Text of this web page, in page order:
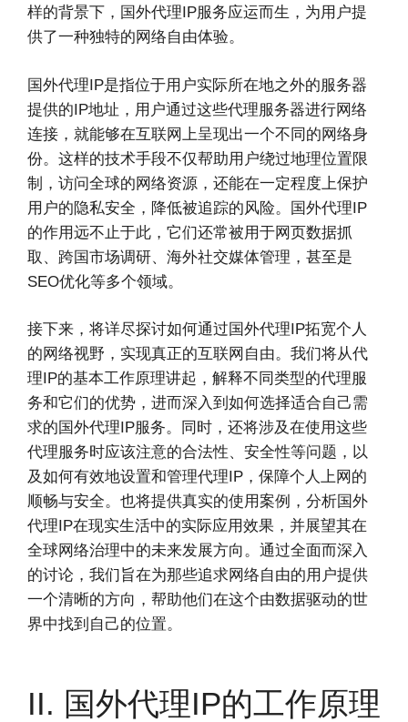
样的背景下，国外代理IP服务应运而生，为用户提
供了一种独特的网络自由体验。
国外代理IP是指位于用户实际所在地之外的服务器
提供的IP地址，用户通过这些代理服务器进行网络
连接，就能够在互联网上呈现出一个不同的网络身
份。这样的技术手段不仅帮助用户绕过地理位置限
制，访问全球的网络资源，还能在一定程度上保护
用户的隐私安全，降低被追踪的风险。国外代理IP
的作用远不止于此，它们还常被用于网页数据抓
取、跨国市场调研、海外社交媒体管理，甚至是
SEO优化等多个领域。
接下来，将详尽探讨如何通过国外代理IP拓宽个人
的网络视野，实现真正的互联网自由。我们将从代
理IP的基本工作原理讲起，解释不同类型的代理服
务和它们的优势，进而深入到如何选择适合自己需
求的国外代理IP服务。同时，还将涉及在使用这些
代理服务时应该注意的合法性、安全性等问题，以
及如何有效地设置和管理代理IP，保障个人上网的
顺畅与安全。也将提供真实的使用案例，分析国外
代理IP在现实生活中的实际应用效果，并展望其在
全球网络治理中的未来发展方向。通过全面而深入
的讨论，我们旨在为那些追求网络自由的用户提供
一个清晰的方向，帮助他们在这个由数据驱动的世
界中找到自己的位置。
II. 国外代理IP的工作原理